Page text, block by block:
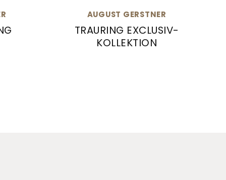
Ref: 29721/2.5
AUGUST GERSTNER
TRAURING EXCLUSIV-
KOLLEKTION